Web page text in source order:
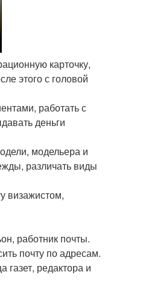
карточку,
этого с головой
работать с
деньги
модельера и
различать виды
визажистом,
работник почты.
почту по адресам.
газет, редактора и